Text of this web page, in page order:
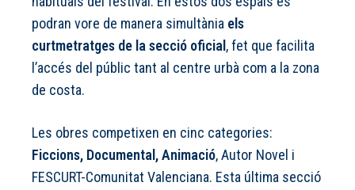
podran vore de manera simultània els
curtmetratges de la secció oficial , fet que facilita
l’accés del públic tant al centre urbà com a la zona
de costa.
Les obres competixen en cinc categories:
Ficcions, Documental, Animació, Autor Novel i
FESCURT-Comunitat Valenciana. Esta última secció